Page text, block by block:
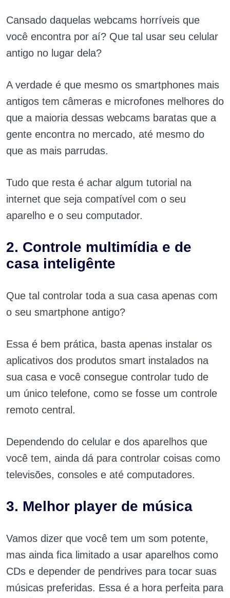
Cansado daquelas webcams horríveis que
você encontra por aí? Que tal usar seu celular
antigo no lugar dela?
A verdade é que mesmo os smartphones mais
antigos tem câmeras e microfones melhores do
que a maioria dessas webcams baratas que a
gente encontra no mercado, até mesmo do
que as mais parrudas.
Tudo que resta é achar algum tutorial na
internet que seja compatível com o seu
aparelho e o seu computador.
2. Controle multimídia e de
casa inteligênte
Que tal controlar toda a sua casa apenas com
o seu smartphone antigo?
Essa é bem prática, basta apenas instalar os
aplicativos dos produtos smart instalados na
sua casa e você consegue controlar tudo de
um único telefone, como se fosse um controle
remoto central.
Dependendo do celular e dos aparelhos que
você tem, ainda dá para controlar coisas como
televisões, consoles e até computadores.
3. Melhor player de música
Vamos dizer que você tem um som potente,
mas ainda fica limitado a usar aparelhos como
CDs e depender de pendrives para tocar suas
músicas preferidas. Essa é a hora perfeita para